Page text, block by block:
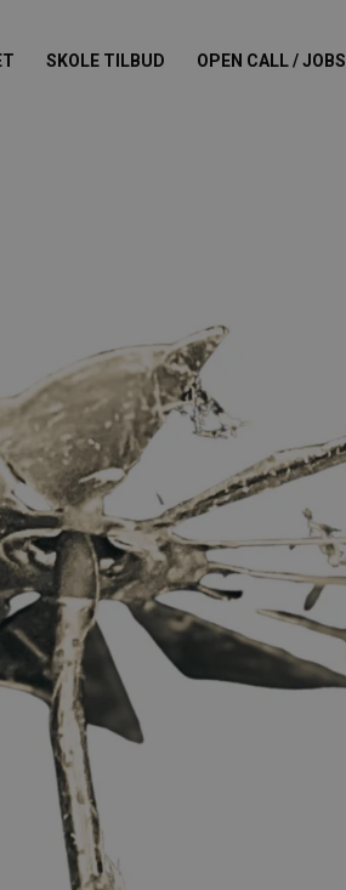
SKOLE TILBUD OPEN CALL / JOBS